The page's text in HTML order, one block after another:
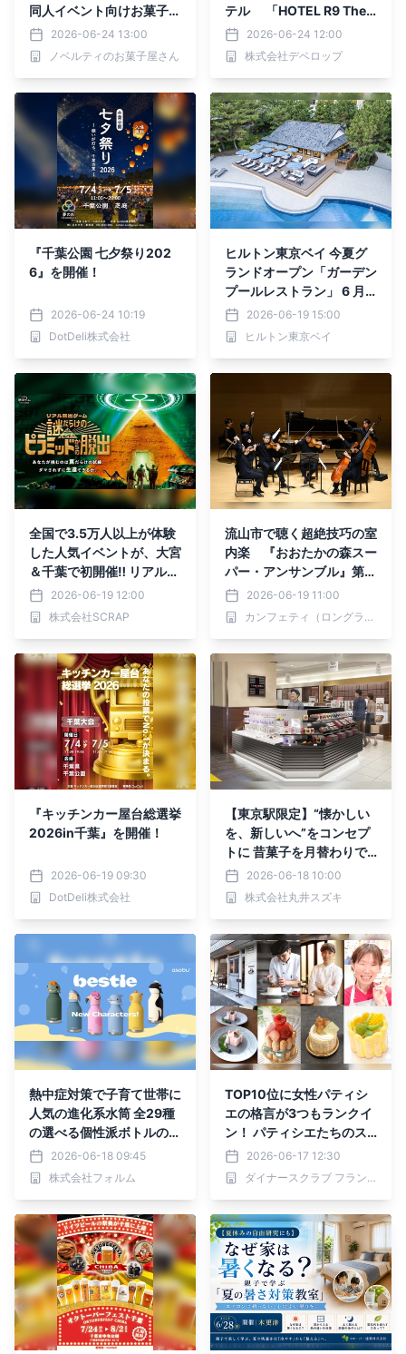
同人イベント向けお菓子ノ
ベルティ特集を公開
2026-06-24 13:00
ノベルティのお菓子屋さん
テル 「HOTEL R9 The Y
ard 鞍手」が2026年7月2
5日(土)開業！
2026-06-24 12:00
株式会社デベロップ
『千葉公園 七夕祭り202
6』を開催！
2026-06-24 10:19
DotDeli株式会社
ヒルトン東京ベイ 今夏グ
ランドオープン「ガーデン
プールレストラン」 6 月2
7日（土）よりナイトプー
ルを含んだ3部制で営業開
始
2026-06-19 15:00
ヒルトン東京ベイ
全国で3.5万人以上が体験
した人気イベントが、大宮
＆千葉で初開催‼︎ リアル脱
出ゲーム『謎だらけのピラ
ミッドからの脱出』
2026-06-19 12:00
株式会社SCRAP
流山市で聴く超絶技巧の室
内楽 『おおたかの森スー
パー・アンサンブル』第3
回公演が9/27(日)に開催
2026-06-19 11:00
カンフェティ（ロングランプランニング株式会社）
『キッチンカー屋台総選挙
2026in千葉』を開催！
2026-06-19 09:30
DotDeli株式会社
【東京駅限定】“懐かしい
を、新しいへ”をコンセプ
トに 昔菓子を月替わりで
楽しめる新店舗「日本橋錦
豊琳PLUS」が 7月2日リニ
ューアルオープン
2026-06-18 10:00
株式会社丸井スズキ
熱中症対策で子育て世帯に
人気の進化系水筒 全29種
の選べる個性派ボトルの売
り上げが前月比2.15倍に増
加
2026-06-18 09:45
株式会社フォルム
TOP10位に女性パティシ
エの格言が3つもランクイ
ン！ パティシエたちのス
イーツ名言、人気投票の結
果を発表 「ダイナース
クラブ フランス パティス
2026-06-17 12:30
ダイナースクラブ フランス パティスリーウィーク事務局